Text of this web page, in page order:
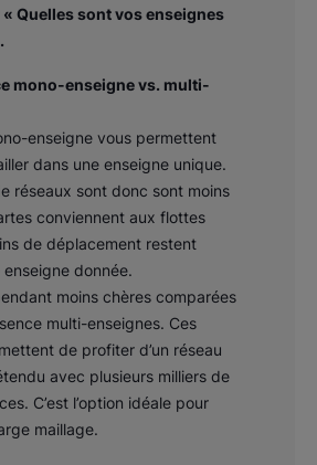
Quelles sont vos enseignes
mono-enseigne vs. multi-
enseigne vous permettent
dans une enseigne unique.
réseaux sont donc sont moins
conviennent aux flottes
de déplacement restent
donnée.
moins chères comparées
multi-enseignes. Ces
de profiter d’un réseau
avec plusieurs milliers de
C’est l’option idéale pour
maillage.